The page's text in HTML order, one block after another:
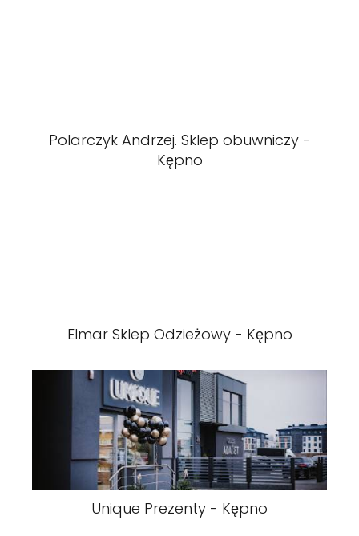
Polarczyk Andrzej. Sklep obuwniczy -
Kępno
Elmar Sklep Odzieżowy - Kępno
Unique Prezenty - Kępno